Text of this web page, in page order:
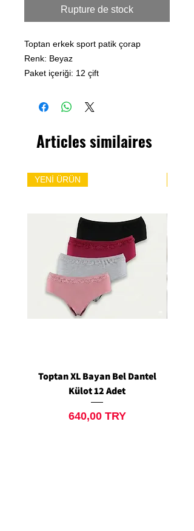
Rupture de stock
Toptan erkek sport patik çorap
Renk: Beyaz
Paket içeriği: 12 çift
Articles similaires
YENİ ÜRÜN
Toptan XL Bayan Bel Dantel
Külot 12 Adet
Prix
640,00 TRY